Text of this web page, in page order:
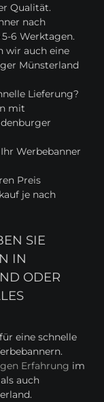
Qualität.
nach
6 Werktagen.
wir auch eine
Münsterland
Lieferung?
mit
Werbebanner
Preis
je nach
SIE
IN
ODER
für eine schnelle
Erfahrung im
auch